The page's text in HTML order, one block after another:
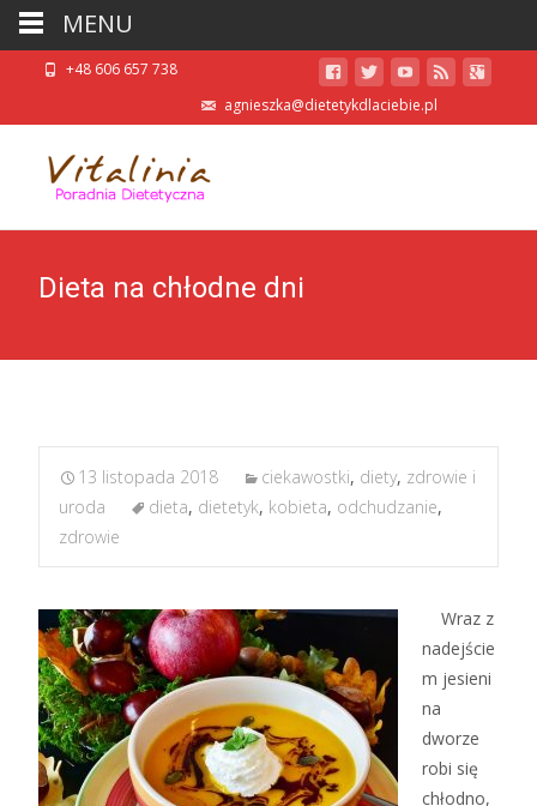
+48 606 657 738
agnieszka@dietetykdlaciebie.pl
Dieta na chłodne dni
13 listopada 2018 ciekawostki, diety, zdrowie i
uroda
dieta, dietetyk, kobieta, odchudzanie,
zdrowie
Wraz z
nadejście
m jesieni
na
dworze
robi się
chłodno,
MENU